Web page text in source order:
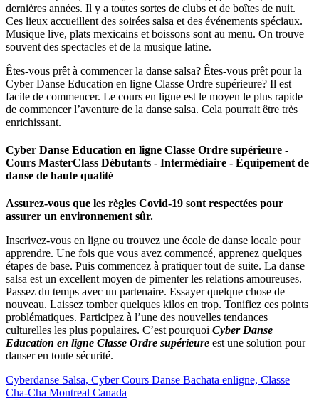
dernières années. Il y a toutes sortes de clubs et de boîtes de nuit.
Ces lieux accueillent des soirées salsa et des événements spéciaux.
Musique live, plats mexicains et boissons sont au menu. On trouve
souvent des spectacles et de la musique latine.
Êtes-vous prêt à commencer la danse salsa? Êtes-vous prêt pour la
Cyber Danse Education en ligne Classe Ordre supérieure? Il est
facile de commencer. Le cours en ligne est le moyen le plus rapide
de commencer l’aventure de la danse salsa. Cela pourrait être très
enrichissant.
Cyber Danse Education en ligne Classe Ordre supérieure -
Cours MasterClass Débutants - Intermédiaire - Équipement de
danse de haute qualité
Assurez-vous que les règles Covid-19 sont respectées pour
assurer un environnement sûr.
Inscrivez-vous en ligne ou trouvez une école de danse locale pour
apprendre. Une fois que vous avez commencé, apprenez quelques
étapes de base. Puis commencez à pratiquer tout de suite. La danse
salsa est un excellent moyen de pimenter les relations amoureuses.
Passez du temps avec un partenaire. Essayer quelque chose de
nouveau. Laissez tomber quelques kilos en trop. Tonifiez ces points
problématiques. Participez à l’une des nouvelles tendances
culturelles les plus populaires. C’est pourquoi Cyber Danse
Education en ligne Classe Ordre supérieure est une solution pour
danser en toute sécurité.
Cyberdanse Salsa, Cyber Cours Danse Bachata enligne, Classe
Cha-Cha Montreal Canada